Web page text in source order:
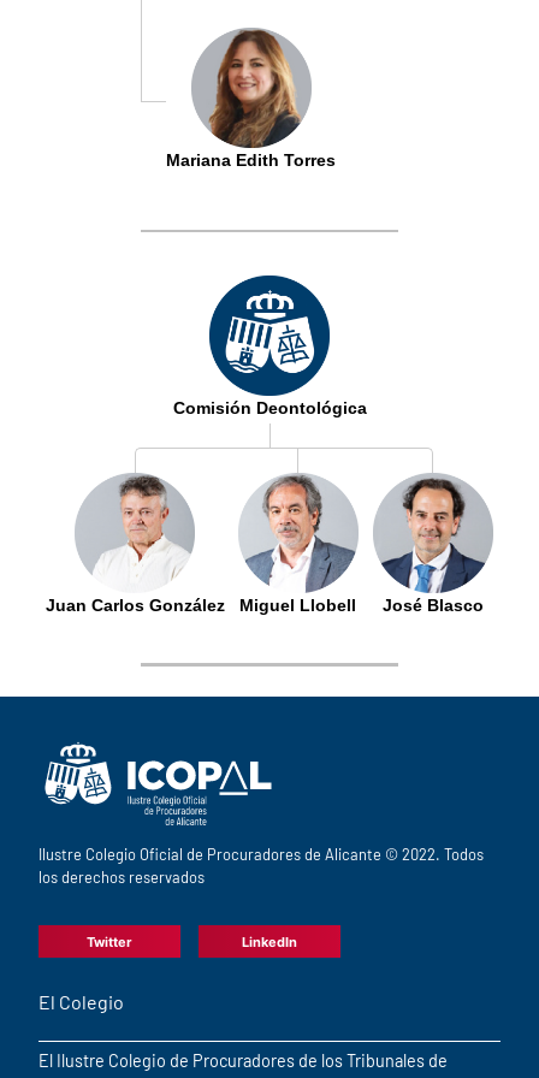
Mariana Edith Torres
Comisión Deontológica
Juan Carlos González Miguel Llobell José Blasco
Ilustre Colegio Oficial de Procuradores de Alicante © 2022. Todos
los derechos reservados
Twitter LinkedIn
El Colegio
El Ilustre Colegio de Procuradores de los Tribunales de